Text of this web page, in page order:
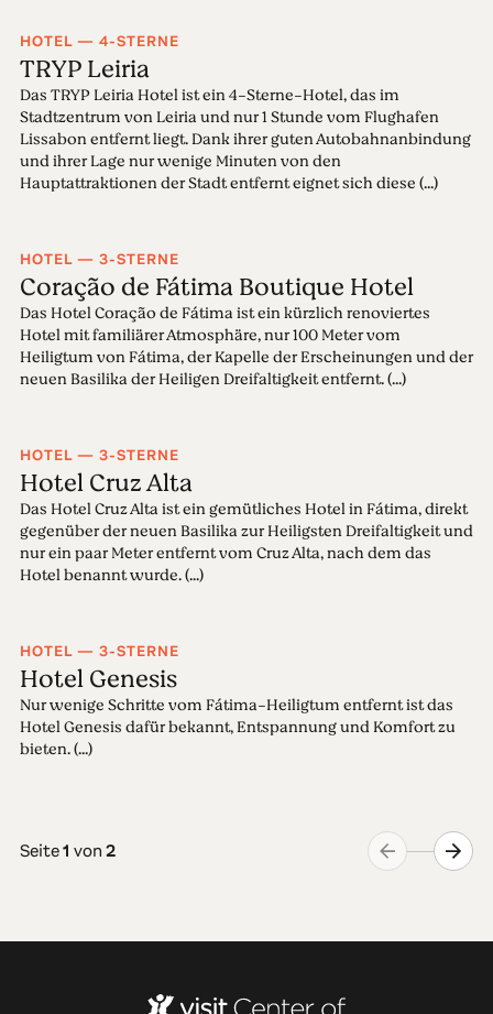
HOTEL — 4-STERNE
TRYP Leiria
Das TRYP Leiria Hotel ist ein 4-Sterne-Hotel, das im
Stadtzentrum von Leiria und nur 1 Stunde vom Flughafen
Lissabon entfernt liegt. Dank ihrer guten Autobahnanbindung
und ihrer Lage nur wenige Minuten von den
Hauptattraktionen der Stadt entfernt eignet sich diese (...)
HOTEL — 3-STERNE
Coração de Fátima Boutique Hotel
Das Hotel Coração de Fátima ist ein kürzlich renoviertes
Hotel mit familiärer Atmosphäre, nur 100 Meter vom
Heiligtum von Fátima, der Kapelle der Erscheinungen und der
neuen Basilika der Heiligen Dreifaltigkeit entfernt. (...)
HOTEL — 3-STERNE
Hotel Cruz Alta
Das Hotel Cruz Alta ist ein gemütliches Hotel in Fátima, direkt
gegenüber der neuen Basilika zur Heiligsten Dreifaltigkeit und
nur ein paar Meter entfernt vom Cruz Alta, nach dem das
Hotel benannt wurde. (...)
HOTEL — 3-STERNE
Hotel Genesis
Nur wenige Schritte vom Fátima-Heiligtum entfernt ist das
Hotel Genesis dafür bekannt, Entspannung und Komfort zu
bieten. (...)
Seite1 von2